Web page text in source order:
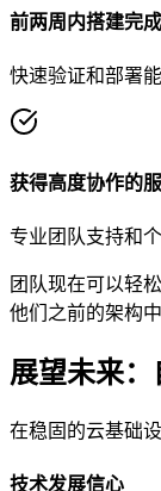
前两周内搭建完
快速验证和部署
获得高度协作的
专业团队支持和
团队现在可以轻
他们之前的架构
展望未来
在稳固的云基础
技术发展信心